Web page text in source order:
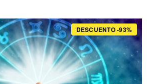
DESCUENTO -93%